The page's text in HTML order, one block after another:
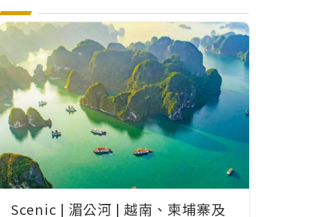
Scenic | 湄公河 | 越南、柬埔寨及